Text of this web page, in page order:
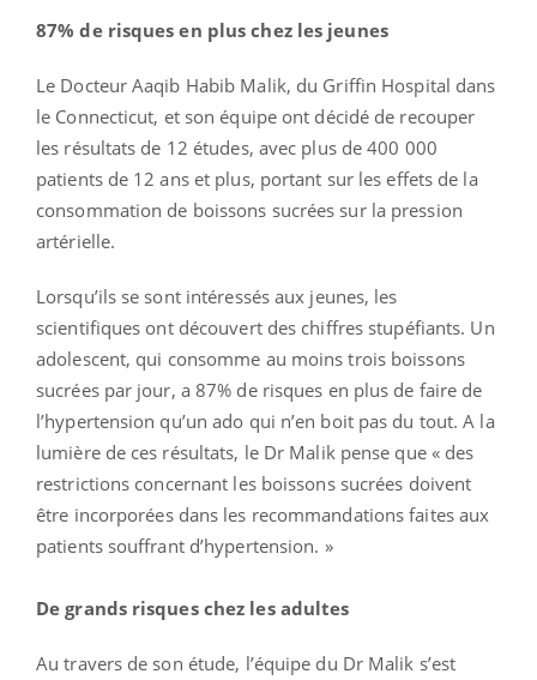
87% de risques en plus chez les jeunes
Le Docteur Aaqib Habib Malik, du Griffin Hospital dans
le Connecticut, et son équipe ont décidé de recouper
les résultats de 12 études, avec plus de 400 000
patients de 12 ans et plus, portant sur les effets de la
consommation de boissons sucrées sur la pression
artérielle.
Lorsqu’ils se sont intéressés aux jeunes, les
scientifiques ont découvert des chiffres stupéfiants. Un
adolescent, qui consomme au moins trois boissons
sucrées par jour, a 87% de risques en plus de faire de
l’hypertension qu’un ado qui n’en boit pas du tout. A la
lumière de ces résultats, le Dr Malik pense que « des
restrictions concernant les boissons sucrées doivent
être incorporées dans les recommandations faites aux
patients souffrant d’hypertension. »
De grands risques chez les adultes
Au travers de son étude, l’équipe du Dr Malik s’est